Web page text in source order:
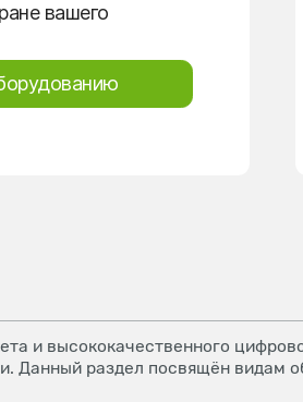
вашего
и высококачественного
Данный раздел посвящён видам